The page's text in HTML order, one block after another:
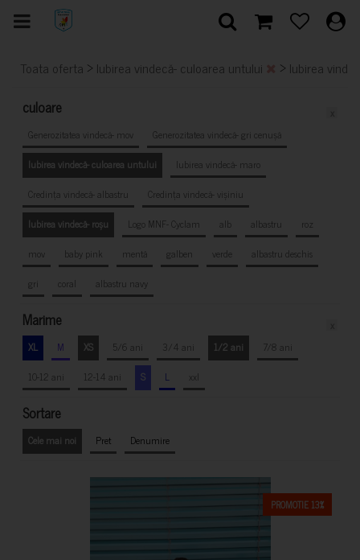
Toata oferta > Iubirea vindecă- culoarea untului > Iubirea
culoare
Generozitatea vindecă- mov
Generozitatea vindecă- gri cenușă
Iubirea vindecă- culoarea untului
Iubirea vindecă- maro
Credința vindecă- albastru
Credința vindecă- vișiniu
Iubirea vindecă- roșu
Logo MNF- Cyclam alb albastru
roz
mov
baby pink mentă galben verde
albastru deschis
gri
coral albastru navy
Marime
XL M XS 5/6 ani 3/4 ani 1/2 ani
7/8 ani
10-12 ani
12-14 ani S L xxl
Sortare
Cele mai noi Pret Denumire
PROMOTIE 13%